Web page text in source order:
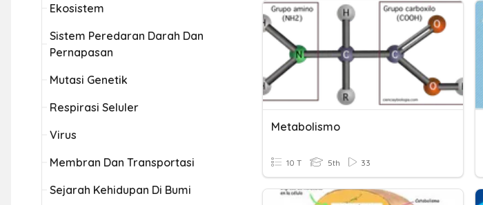
Ekosistem
Sistem Peredaran Darah Dan
Pernapasan
Mutasi Genetik
Respirasi Seluler
Virus
Membran Dan Transportasi
Sejarah Kehidupan Di Bumi
Metabolismo
10 T 5th 33